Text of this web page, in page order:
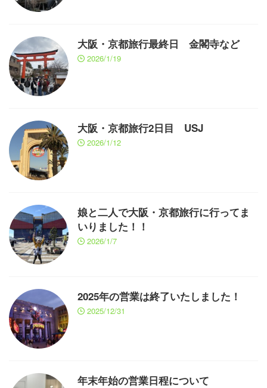
大阪・京都旅行最終日 金閣寺など
2026/1/19
大阪・京都旅行2日目 USJ
2026/1/12
娘と二人で大阪・京都旅行に行ってま
いりました！！
2026/1/7
2025年の営業は終了いたしました！
2025/12/31
年末年始の営業日程について